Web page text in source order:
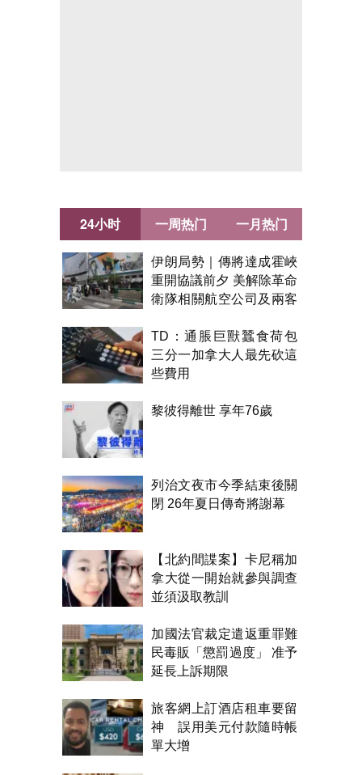
24小时
伊朗局勢｜傳將達成霍峽
重開協議前夕 美解除革命
衛隊相關航空公司及兩客
TD：通脹巨獸蠶食荷包
三分一加拿大人最先砍這
些費用
黎彼得離世 享年76歲
列治文夜市今季結束後關
閉 26年夏日傳奇將謝幕
【北約間諜案】卡尼稱加
拿大從一開始就參與調查
並須汲取教訓
加國法官裁定遣返重罪難
民毒販「懲罰過度」 准予
延長上訴期限
旅客網上訂酒店租車要留
神 誤用美元付款隨時帳
單大增
一周热门 一月热门